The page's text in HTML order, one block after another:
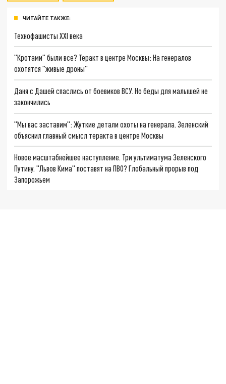
ЧИТАЙТЕ ТАКЖЕ:
Технофашисты XXI века
"Кротами" были все? Теракт в центре Москвы: На генералов
охотятся "живые дроны"
Даня с Дашей спаслись от боевиков ВСУ. Но беды для малышей не
закончились
"Мы вас заставим": Жуткие детали охоты на генерала. Зеленский
объяснил главный смысл теракта в центре Москвы
Новое масштабнейшее наступление. Три ультиматума Зеленского
Путину. "Львов Кима" поставят на ПВО? Глобальный прорыв под
Запорожьем